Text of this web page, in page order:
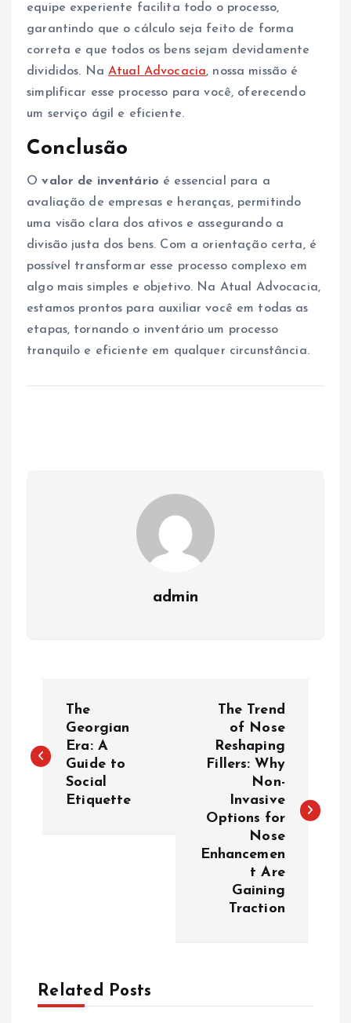
equipe experiente facilita todo o processo,
garantindo que o cálculo seja feito de forma
correta e que todos os bens sejam devidamente
divididos. NaAtual Advocacia, nossa missão é
simplificar esse processo para você, oferecendo
um serviço ágil e eficiente.
Conclusão
Ovalor de inventário é essencial para a
avaliação de empresas e heranças, permitindo
uma visão clara dos ativos e assegurando a
divisão justa dos bens. Com a orientação certa, é
possível transformar esse processo complexo em
algo mais simples e objetivo. Na Atual Advocacia,
estamos prontos para auxiliar você em todas as
etapas, tornando o inventário um processo
tranquilo e eficiente em qualquer circunstância.
admin
s
g
The
Georgian
Era: A
Guide to
Social
Etiquette
The Trend
of Nose
Reshaping
Fillers: Why
Non-
Invasive
Options for
Nose
Enhancemen
t Are
Gaining
Traction
Related Posts